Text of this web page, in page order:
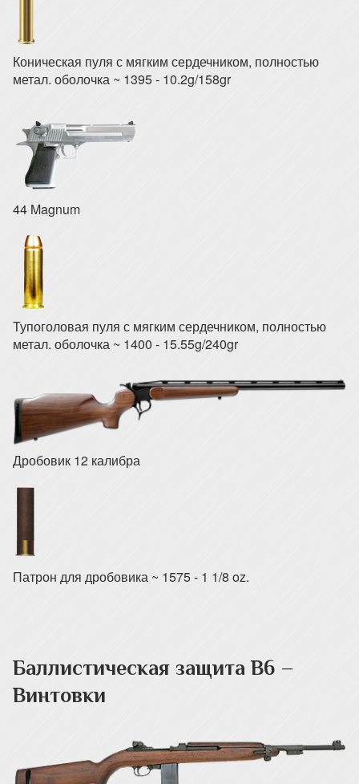
Коническая пуля с мягким сердечником, полностью
метал. оболочка ~ 1395 - 10.2g/158gr
44 Magnum
Тупоголовая пуля с мягким сердечником, полностью
метал. оболочка ~ 1400 - 15.55g/240gr
Дробовик 12 калибра
Патрон для дробовика ~ 1575 - 1 1/8 oz.
Баллистическая защита B6 –
Винтовки